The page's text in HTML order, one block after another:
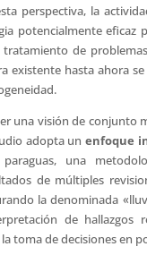
perspectiva, la
potencialmente eficaz
de
existente hasta ahora
una visión de conjunto
adopta unenfoque
una
de múltiples
la denominada
de hallazgos
toma de decisiones en